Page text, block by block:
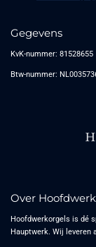
Gegevens
KvK-nummer: 81528655
Btw-nummer:
Over
Hoofdwerkorgels is dé
Hauptwerk. Wij leveren